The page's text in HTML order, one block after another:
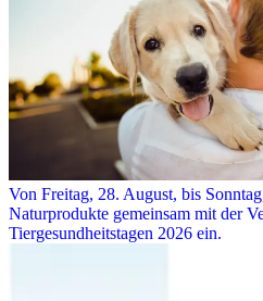
Von Freitag, 28. August, bis
Naturprodukte gemeinsam mit der
Tiergesundheitstagen 2026 ein.